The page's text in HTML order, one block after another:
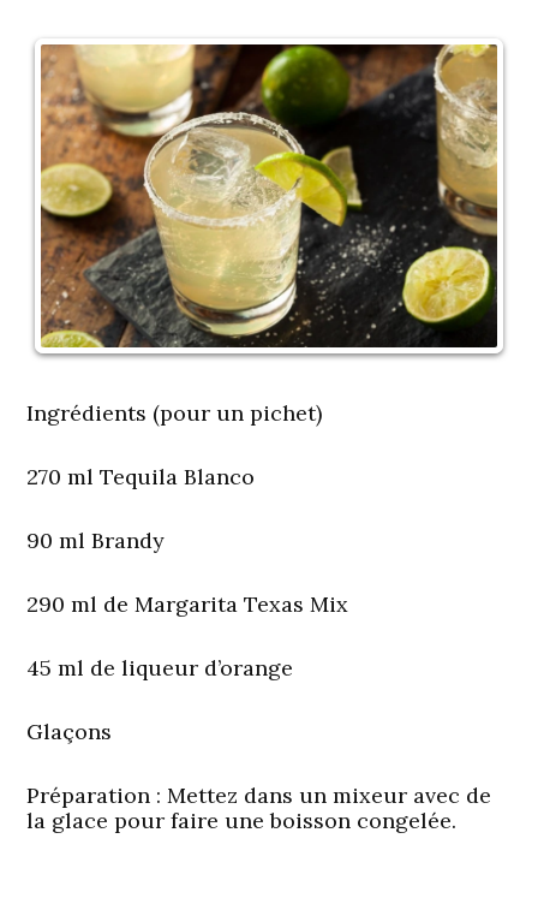
Ingrédients (pour un pichet)
270 ml Tequila Blanco
90 ml Brandy
290 ml de Margarita Texas Mix
45 ml de liqueur d’orange
Glaçons
Préparation : Mettez dans un mixeur avec de
la glace pour faire une boisson congelée.